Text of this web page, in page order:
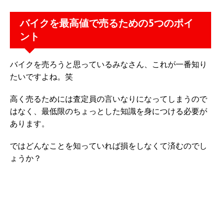
バイクを最高値で売るための5つのポイ
ント
バイクを売ろうと思っているみなさん、これが一番知り
たいですよね。笑
高く売るためには査定員の言いなりになってしまうので
はなく、最低限のちょっとした知識を身につける必要が
あります。
ではどんなことを知っていれば損をしなくて済むのでし
ょうか？